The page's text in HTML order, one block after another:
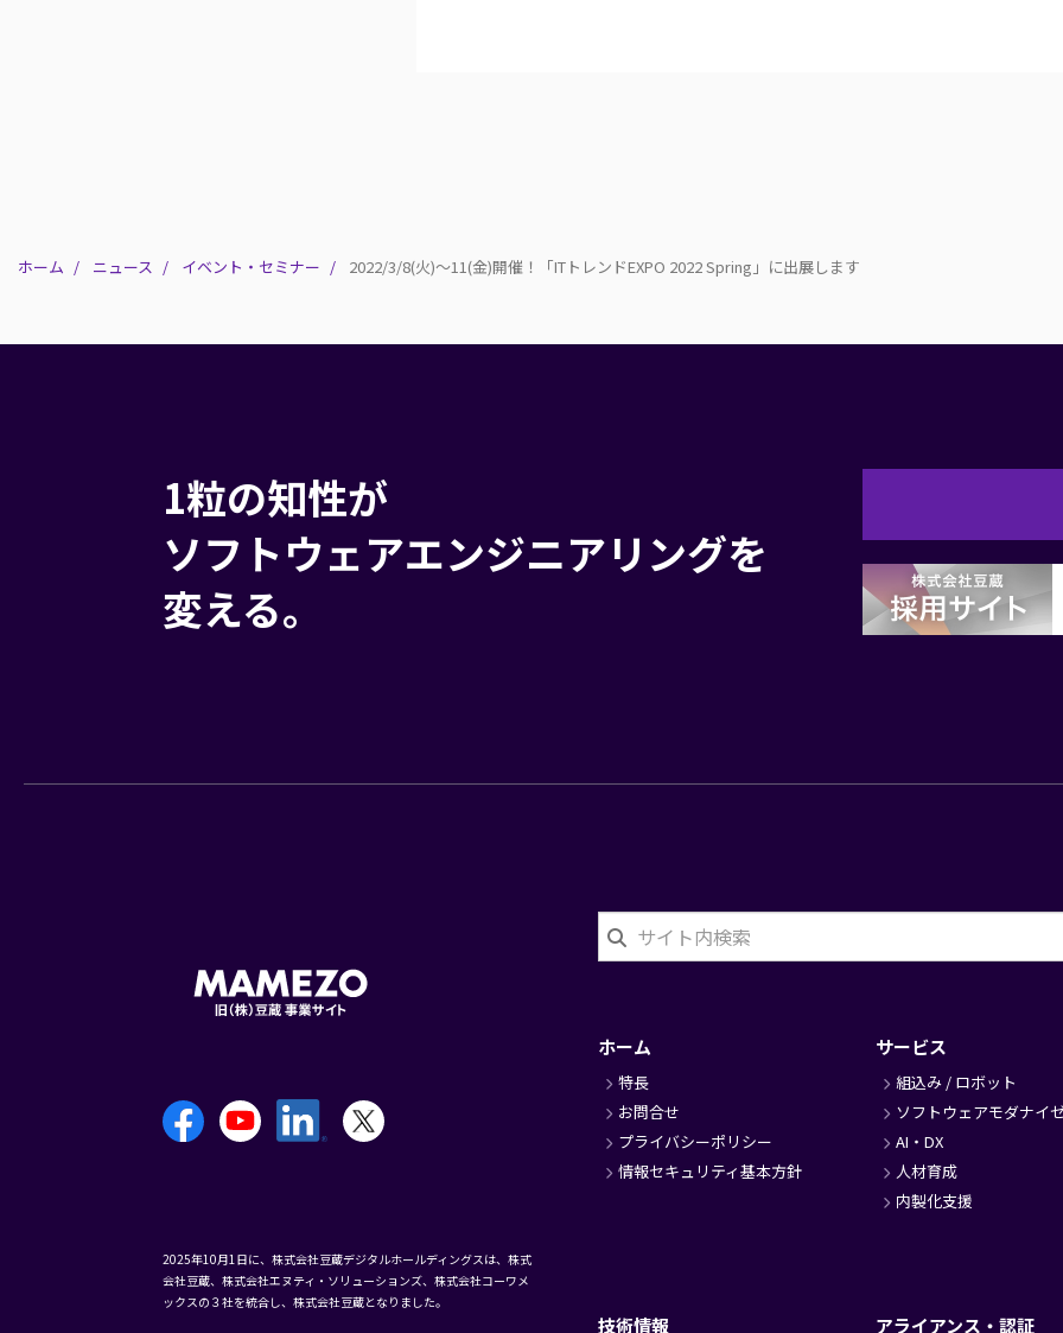
ホーム ニュース イベント・セミナー 2022/3/8(火)～11(金)開催！「ITトレンドEXPO 2022 Spring」に出展します
1粒の知性が
ソフトウェアエンジニアリングを
変える。
問
合
タ
ー
ホーム
特長
お問合せ
プライバシーポリシー
情報セキュリティ基本方針
サービス
組込み / ロボット
ソフトウェアモダナイ
AI・DX
人材育成
内製化支援
技術情報 アライアンス・認証
2025年10月1日に、株式会社豆蔵デジタルホールディングスは、株式
会社豆蔵、株式会社エヌティ・ソリューションズ、株式会社コーワメ
ックスの３社を統合し、株式会社豆蔵となりました。